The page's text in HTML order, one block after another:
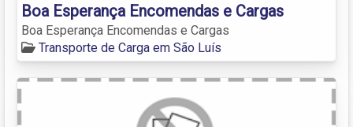
Boa Esperança Encomendas e Cargas
Boa Esperança Encomendas e Cargas
Transporte de Carga em São Luís